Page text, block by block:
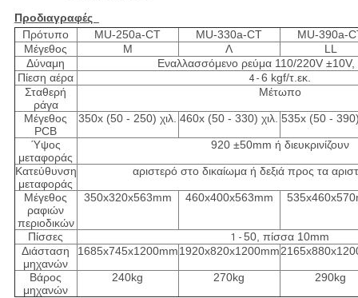
Προδιαγραφές
Πρότυπο
MU-250a-CT MU-330a-CT
MU-390a-
Μέγεθος
Μ Λ
LL
Δύναμη
Εναλλασσόμενο ρεύμα 110/220V
Πίεση αέρα
4 -6 kgf/τ.εκ.
Σταθερή
ράγα
Μέτωπο
Μέγεθος
PCB
350x (50 - 250) χιλ. 460x (50 - 330) χιλ. 535x (50 - 390)
Ύψος
μεταφοράς
920 ±50mm ή διευκρινίζουν
Κατεύθυνση
μεταφοράς
αριστερό στο δικαίωμα ή δεξιά προς τα
Μέγεθος
ραφιών
περιοδικών
350x320x563mm 460x400x563mm
Πίσσες 1 - 50, πίσσα 10mm
Διάσταση
μηχανών
1685x745x1200mm1920x820x1200mm
Βάρος
μηχανών
240kg 270kg 290kg